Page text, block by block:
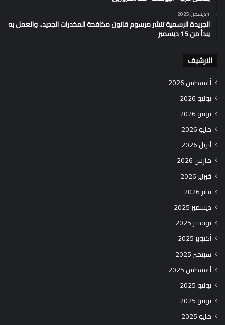
1 ديسمبر، 2025
الجريدة الرسمية تنشر مرسوم قانون مكافحة المخدرات الجديد.. والعمل به
يبدأ من 15 ديسمبر
الارشيف
أغسطس 2026
يوليو 2026
يونيو 2026
مايو 2026
أبريل 2026
مارس 2026
فبراير 2026
يناير 2026
ديسمبر 2025
نوفمبر 2025
أكتوبر 2025
سبتمبر 2025
أغسطس 2025
يوليو 2025
يونيو 2025
مايو 2025